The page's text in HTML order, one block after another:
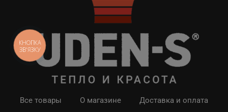
Все товары О магазине Доставка и оплата
КНОПКА
ЗВ'ЯЗКУ